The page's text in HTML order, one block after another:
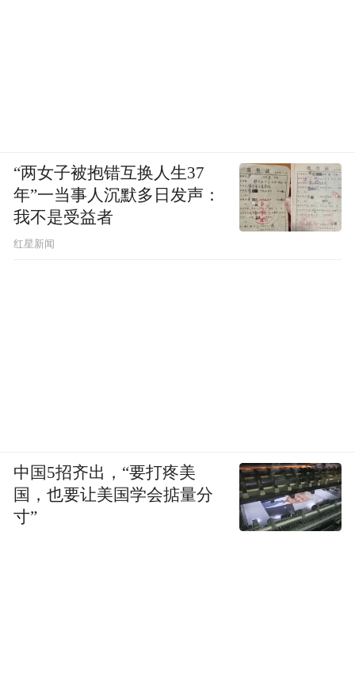
“两女子被抱错互换人生37
年”一当事人沉默多日发声：
我不是受益者
红星新闻
中国5招齐出，“要打疼美
国，也要让美国学会掂量分
寸”